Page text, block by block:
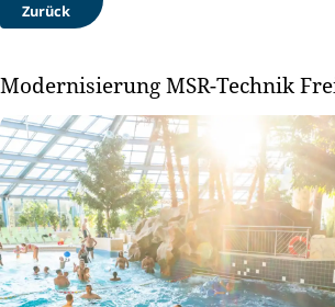
Zurück
Modernisierung MSR-Technik